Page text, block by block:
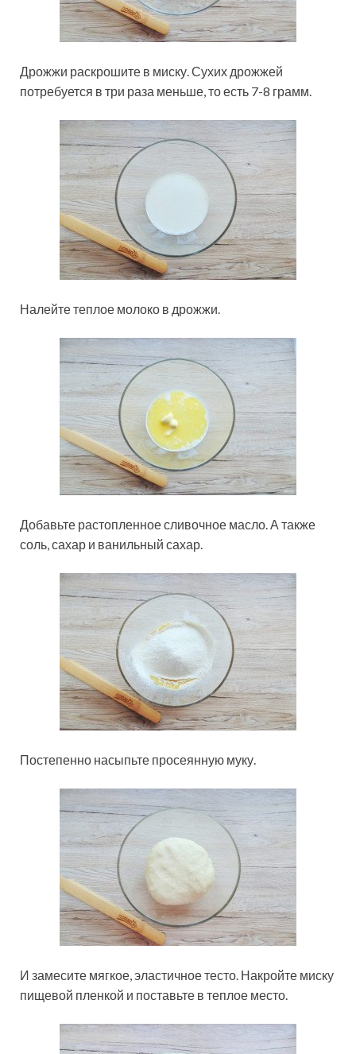
Дрожжи раскрошите в миску. Сухих дрожжей
потребуется в три раза меньше, то есть 7-8 грамм.
Налейте теплое молоко в дрожжи.
Добавьте растопленное сливочное масло. А также
соль, сахар и ванильный сахар.
Постепенно насыпьте просеянную муку.
И замесите мягкое, эластичное тесто. Накройте миску
пищевой пленкой и поставьте в теплое место.